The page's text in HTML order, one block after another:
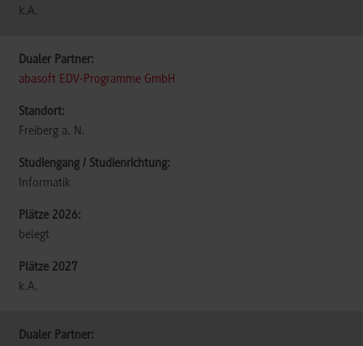
k.A.
abasoft EDV-Programme GmbH
Freiberg a. N.
Informatik
belegt
k.A.